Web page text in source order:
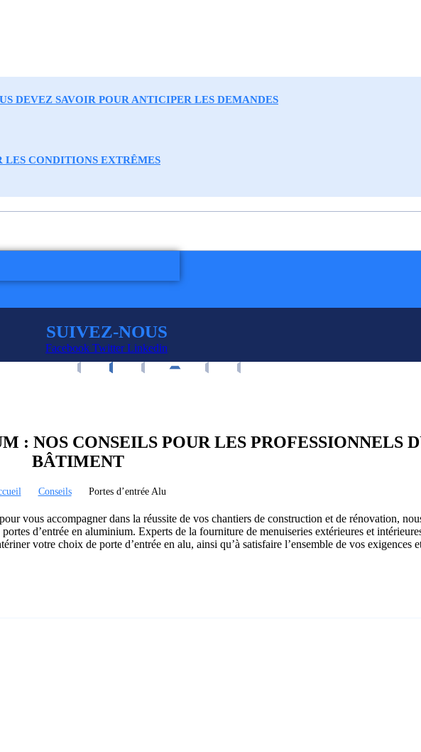
DEVEZ SAVOIR POUR ANTICIPER LES DEMANDES
CONDITIONS EXTRÊMES
SUIVEZ-NOUS
Facebook Twitter Linkedin
: NOS CONSEILS POUR LES PROFESSIONNELS
BÂTIMENT
Conseils Portes d’entrée Alu
vous accompagner dans la réussite de vos chantiers de construction et de rénovation,
d’entrée en aluminium. Experts de la fourniture de menuiseries extérieures et
votre choix de porte d’entrée en alu, ainsi qu’à satisfaire l’ensemble de vos exigences